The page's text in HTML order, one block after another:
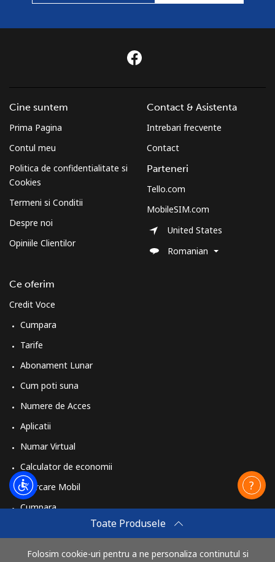
Toate Produsele
Folosim cookie-uri pentru a ne personaliza continutul si
Cine suntem
Prima Pagina
Contul meu
Politica de confidentialitate si
Cookies
Termeni si Conditii
Despre noi
Opiniile Clientilor
Ce oferim
Credit Voce
Cumpara
Tarife
Abonament Lunar
Cum poti suna
Numere de Acces
Aplicatii
Numar Virtual
Calculator de economii
Reincarcare Mobil
Cumpara
Contact & Asistenta
Intrebari frecvente
Contact
Parteneri
Tello.com
MobileSIM.com
United States
Romanian